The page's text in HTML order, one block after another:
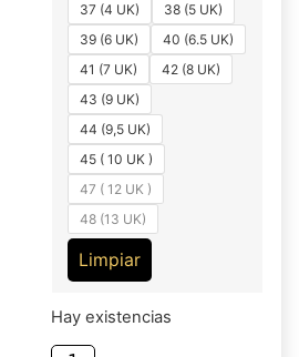
37 (4 UK)
38 (5 UK)
39 (6 UK)
40 (6.5 UK)
41 (7 UK)
42 (8 UK)
43 (9 UK)
44 (9,5 UK)
45 ( 10 UK )
47 ( 12 UK )
48 (13 UK)
Limpiar
Hay existencias